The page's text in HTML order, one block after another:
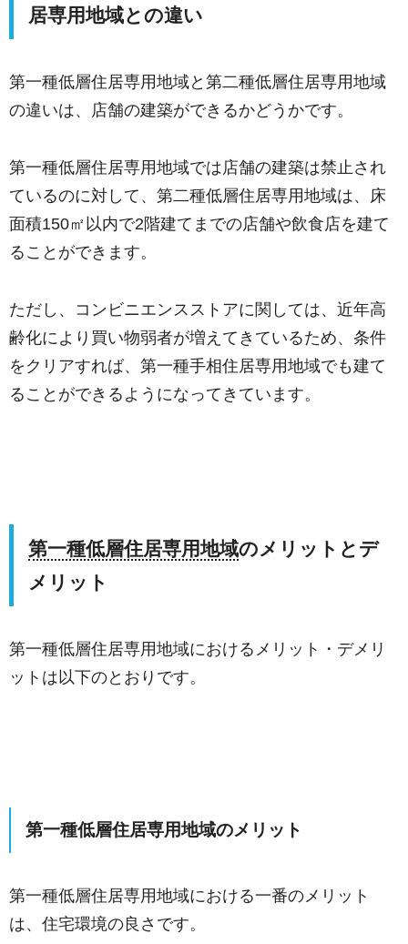
居専用地域との違い
第一種低層住居専用地域と第二種低層住居専用地域
の違いは、店舗の建築ができるかどうかです。
第一種低層住居専用地域では店舗の建築は禁止され
ているのに対して、第二種低層住居専用地域は、床
面積150㎡以内で2階建てまでの店舗や飲食店を建て
ることができます。
ただし、コンビニエンスストアに関しては、近年高
齢化により買い物弱者が増えてきているため、条件
をクリアすれば、第一種手相住居専用地域でも建て
ることができるようになってきています。
第一種低層住居専用地域のメリットとデ
メリット
第一種低層住居専用地域におけるメリット・デメリ
ットは以下のとおりです。
第一種低層住居専用地域のメリット
第一種低層住居専用地域における一番のメリット
は、住宅環境の良さです。